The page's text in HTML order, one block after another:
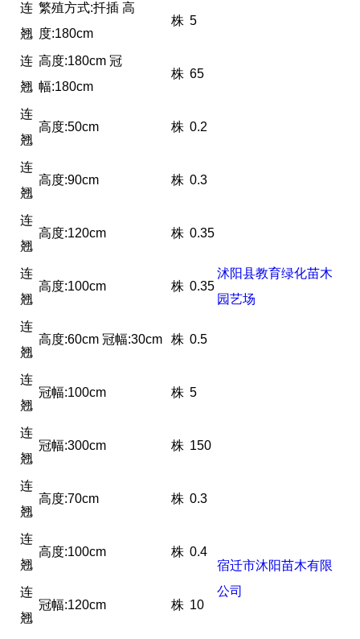
连
翘
繁殖方式:扦插 高
度:180cm
株 5
连
翘
高度:180cm 冠
幅:180cm
株 65
连
翘
高度:50cm 株 0.2
沭阳县教育绿化苗木
园艺场
连
翘
高度:90cm 株 0.3
连
翘
高度:120cm 株 0.35
连
翘
高度:100cm 株 0.35
连
翘
高度:60cm 冠幅:30cm 株 0.5
连
翘
冠幅:100cm 株 5
连
翘
冠幅:300cm 株 150
连
翘
高度:70cm 株 0.3
宿迁市沐阳苗木有限
公司
连
翘
高度:100cm 株 0.4
连
翘
冠幅:120cm 株 10